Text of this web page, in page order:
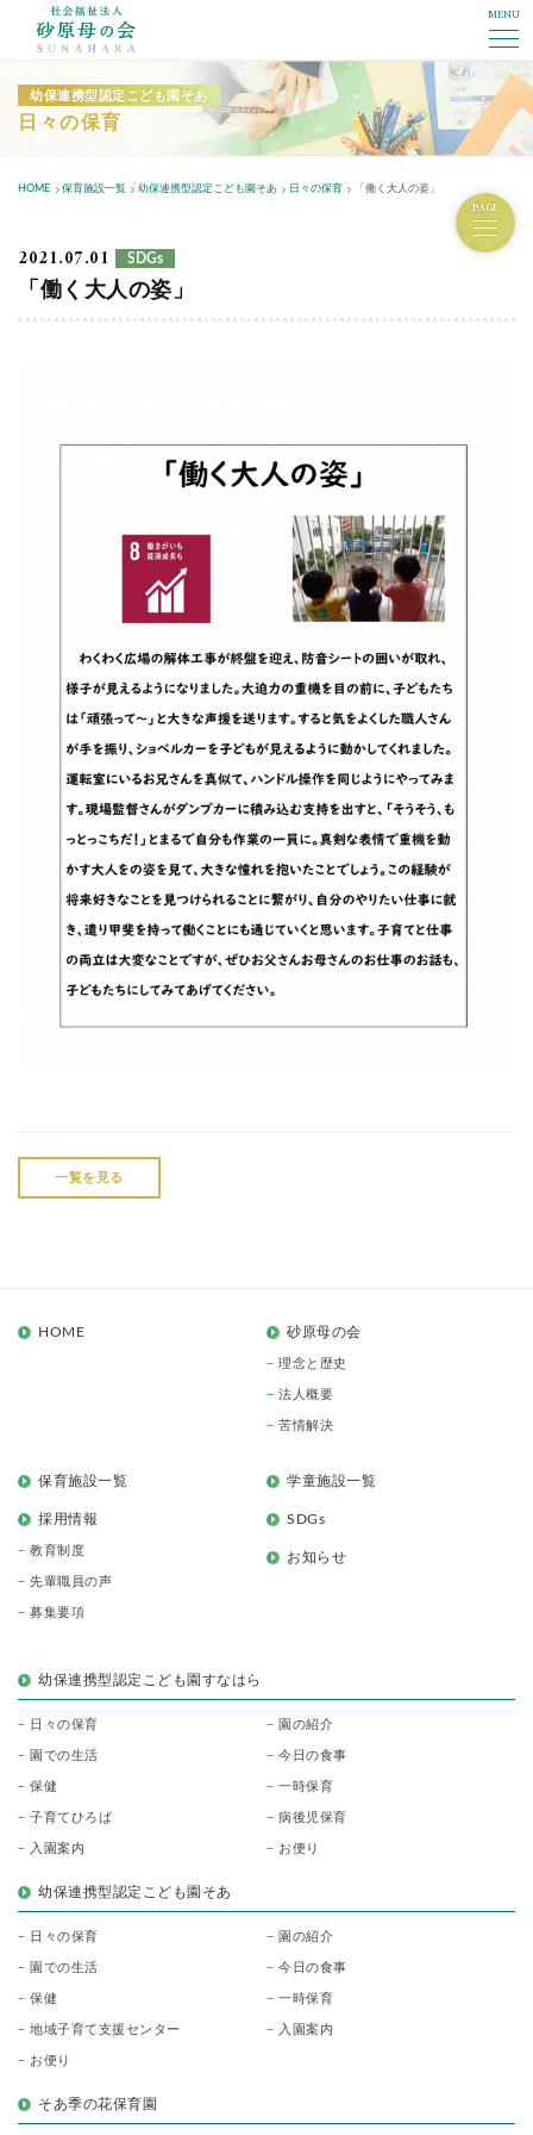
MENU
幼保連携型認定こども園そあ
日々の保育
HOME 保育施設一覧 幼保連携型認定こども園そあ 日々の保育 「働く大人の姿」
PAGE
2021.07.01 SDGs
「働く大人の姿」
一覧を見る
HOME 砂原母の会
理念と歴史
法人概要
苦情解決
保育施設一覧 学童施設一覧
採用情報
教育制度
先輩職員の声
募集要項
SDGs
お知らせ
幼保連携型認定こども園すなはら
日々の保育 園の紹介
園での生活 今日の食事
保健 一時保育
子育てひろば 病後児保育
入園案内 お便り
幼保連携型認定こども園そあ
日々の保育 園の紹介
園での生活 今日の食事
保健 一時保育
地域子育て支援センター 入園案内
お便り
そあ季の花保育園